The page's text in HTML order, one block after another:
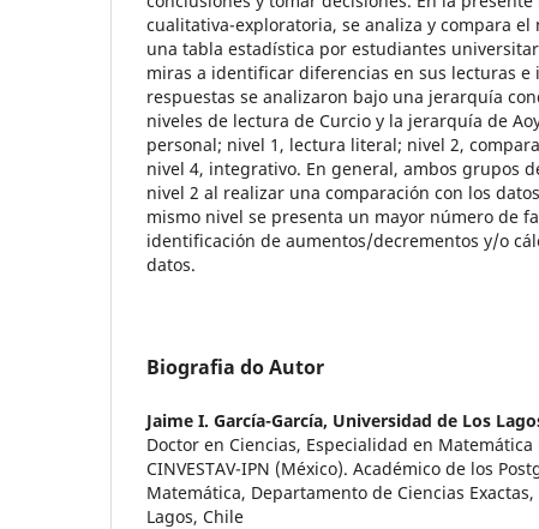
cualitativa-exploratoria, se analiza y compara
una tabla estadística por estudiantes
miras a identificar diferencias en sus lecturas e
respuestas se analizaron bajo una jerarquía
niveles de lectura de Curcio y la jerarquía de
personal; nivel 1, lectura literal; nivel 2,
nivel 4, integrativo. En general, ambos grupos
nivel 2 al realizar una comparación con los
mismo nivel se presenta un mayor número de
identificación de aumentos/decrementos y/o
datos.
Biografia do Autor
Jaime I. García-García, Universidad de Los
Doctor en Ciencias, Especialidad en
CINVESTAV-IPN (México). Académico de los
Matemática, Departamento de Ciencias
Lagos, Chile